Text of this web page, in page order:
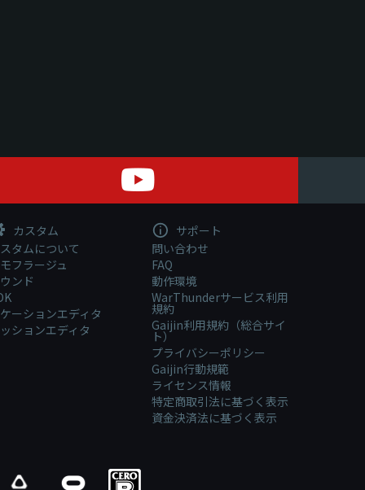
カスタム
タムについて
フラージュ
ンド
ーションエディタ
ションエディタ
サポート
問い合わせ
FAQ
動作環境
WarThunderサービス利用
規約
Gaijin利用規約（総合サイ
ト）
プライバシーポリシー
Gaijin行動規範
ライセンス情報
特定商取引法に基づく表示
資金決済法に基づく表示